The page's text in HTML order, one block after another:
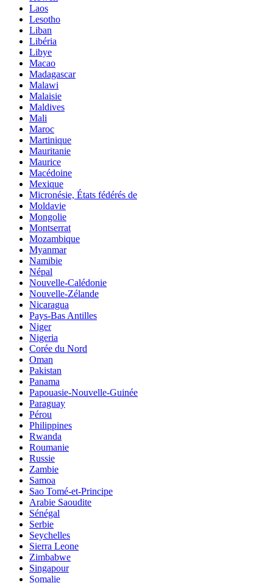
Laos
Lesotho
Liban
Libéria
Libye
Macao
Madagascar
Malawi
Malaisie
Maldives
Mali
Maroc
Martinique
Mauritanie
Maurice
Macédoine
Mexique
Micronésie, États fédérés de
Moldavie
Mongolie
Montserrat
Mozambique
Myanmar
Namibie
Népal
Nouvelle-Calédonie
Nouvelle-Zélande
Nicaragua
Pays-Bas Antilles
Niger
Nigeria
Corée du Nord
Oman
Pakistan
Panama
Papouasie-Nouvelle-Guinée
Paraguay
Pérou
Philippines
Rwanda
Roumanie
Russie
Zambie
Samoa
Sao Tomé-et-Principe
Arabie Saoudite
Sénégal
Serbie
Seychelles
Sierra Leone
Zimbabwe
Singapour
Somalie